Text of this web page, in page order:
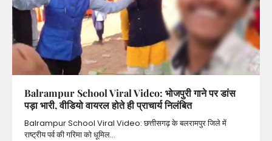
Balrampur School Viral Video: भोजपुरी गाने पर डांस
पड़ा भारी, वीडियो वायरल होते ही प्राचार्य निलंबित
Balrampur School Viral Video: छत्तीसगढ़ के बलरामपुर जिले में
राष्ट्रीय पर्व की गरिमा को धूमिल…